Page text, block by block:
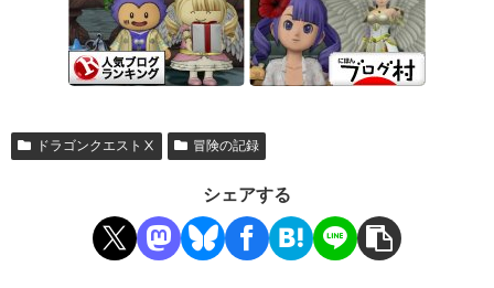
ドラゴンクエストⅩ 冒険の記録
シェアする